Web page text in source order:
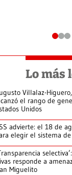
Lo más
Villalaz-
el rango de
Unidos
advierte: el 18 de
elegir el sistema
responde a
Miguelito